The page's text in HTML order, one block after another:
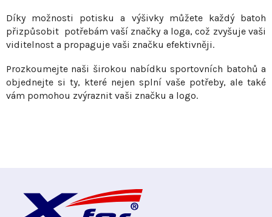
p
i
s
Díky možnosti potisku a výšivky můžete každý batoh
přizpůsobit potřebám vaší značky a loga, což zvyšuje vaši
viditelnost a propaguje vaši značku efektivněji.
Prozkoumejte naši širokou nabídku sportovních batohů a
objednejte si ty, které nejen splní vaše potřeby, ale také
vám pomohou zvýraznit vaši značku a logo.